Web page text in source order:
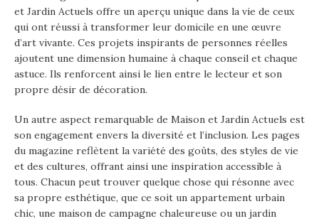
et Jardin Actuels offre un aperçu unique dans la vie de ceux
qui ont réussi à transformer leur domicile en une œuvre
d’art vivante. Ces projets inspirants de personnes réelles
ajoutent une dimension humaine à chaque conseil et chaque
astuce. Ils renforcent ainsi le lien entre le lecteur et son
propre désir de décoration.
Un autre aspect remarquable de Maison et Jardin Actuels est
son engagement envers la diversité et l’inclusion. Les pages
du magazine reflètent la variété des goûts, des styles de vie
et des cultures, offrant ainsi une inspiration accessible à
tous. Chacun peut trouver quelque chose qui résonne avec
sa propre esthétique, que ce soit un appartement urbain
chic, une maison de campagne chaleureuse ou un jardin